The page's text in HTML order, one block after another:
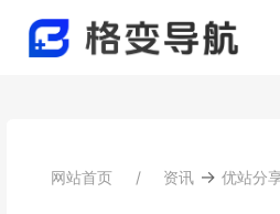
网站首页 资讯 → 优站分